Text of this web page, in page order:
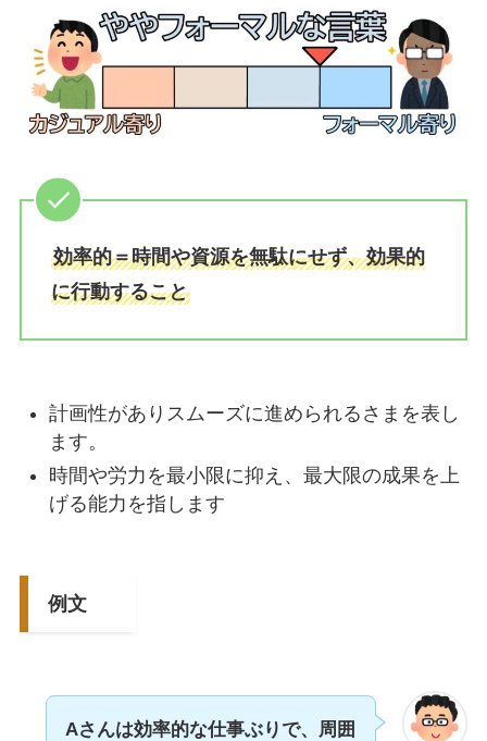
効率的＝時間や資源を無駄にせず、効果的
に行動すること
計画性がありスムーズに進められるさまを表し
ます。
時間や労力を最小限に抑え、最大限の成果を上
げる能力を指します
例文
Aさんは効率的な仕事ぶりで、 周囲